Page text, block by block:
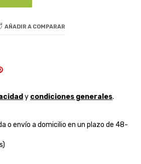
AÑADIR A COMPARAR
y condiciones generales.
o envío a domicilio en un plazo de 48-